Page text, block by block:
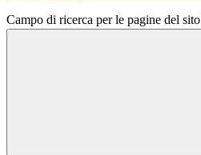
Campo di ricerca per le pagine del sito